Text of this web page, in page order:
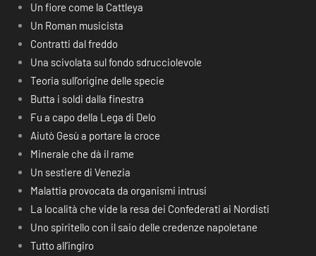
Un fiore come la Cattleya
Un Roman musicista
Contratti dal freddo
Una scivolata sul fondo sdrucciolevole
Teoria sull’origine delle specie
Butta i soldi dalla finestra
Fu a capo della Lega di Delo
Aiutò Gesù a portare la croce
Minerale che dà il rame
Un sestiere di Venezia
Malattia provocata da organismi intrusi
La località che vide la resa dei Confederati ai Nordisti
Uno spiritello con il saio delle credenze napoletane
Tutto all’ingiro